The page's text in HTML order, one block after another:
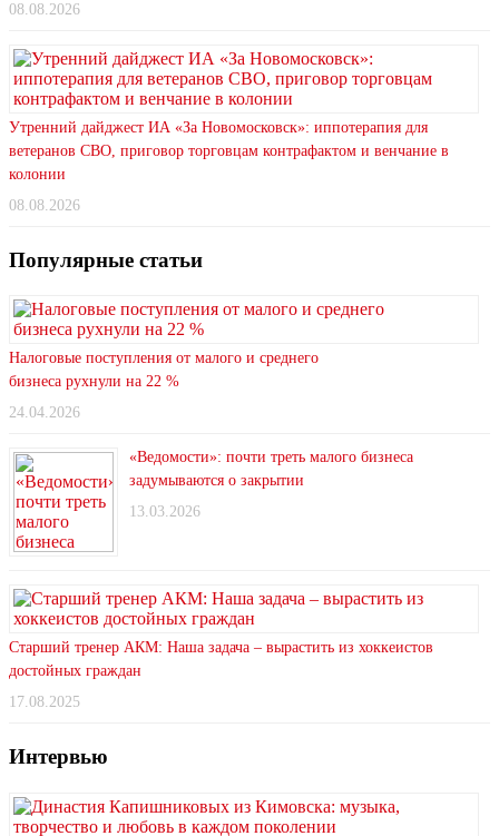
08.08.2026
Утренний дайджест ИА «За Новомосковск»: иппотерапия для
ветеранов СВО, приговор торговцам контрафактом и венчание в
колонии
08.08.2026
Популярные статьи
Налоговые поступления от малого и среднего
бизнеса рухнули на 22 %
24.04.2026
«Ведомости»: почти треть малого бизнеса
задумываются о закрытии
13.03.2026
Старший тренер АКМ: Наша задача – вырастить из хоккеистов
достойных граждан
17.08.2025
Интервью